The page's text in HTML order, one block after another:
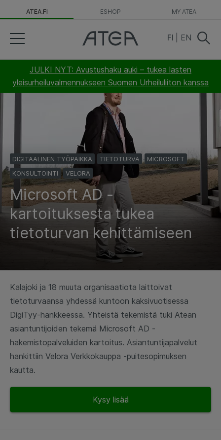
ATEA.FI ESHOP MY ATEA
JULKI NYT: Avustushaku auki – tukea lasten
yleisurheiluvalmennukseen Suomen Urheiluliiton kanssa
FI EN
DIGITAALINEN TYÖPAIKKA TIETOTURVA
MICROSOFT
KONSULTOINTI
VELORA
Microsoft AD -
kartoituksesta tukea
tietoturvan kehittämiseen
Kalajoki ja 18 muuta organisaatiota laittoivat
tietoturvaansa yhdessä kuntoon kaksivuotisessa
DigiTyy-hankkeessa. Yhteistä tekemistä tuki Atean
asiantuntijoiden tekemä Microsoft AD -
hakemistopalveluiden kartoitus. Asiantuntijapalvelut
hankittiin Velora Verkkokauppa -puitesopimuksen
kautta.
Kysy lisää